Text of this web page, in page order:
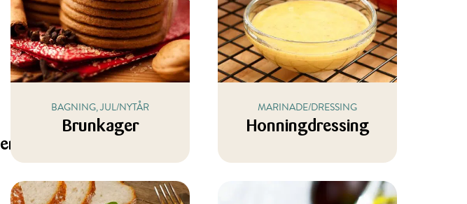
BAGNING, JUL/NYTÅR
Brunkager
MARINADE/DRESSING
Honningdressing